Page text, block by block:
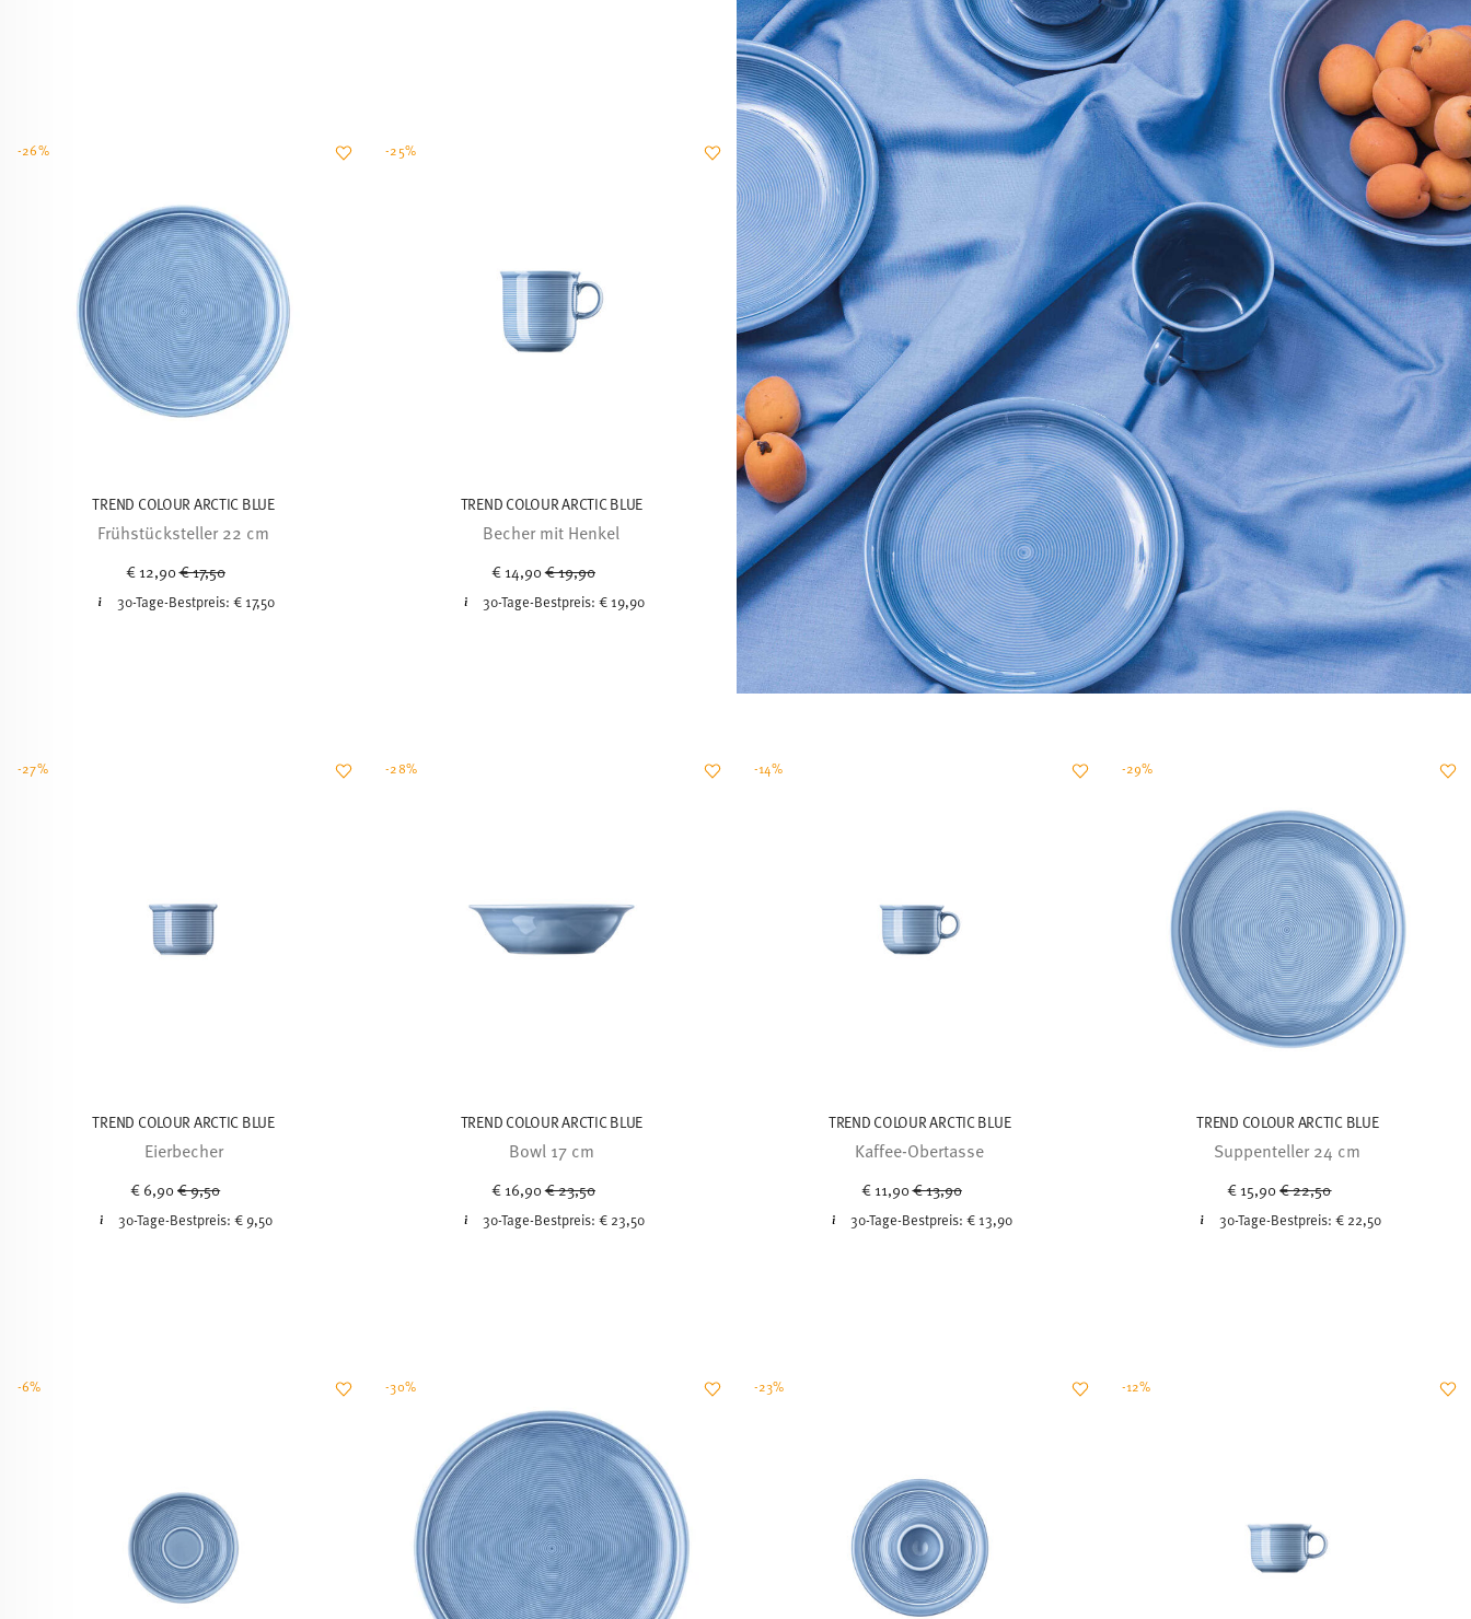
TREND COLOUR ARCTIC BLUE
Frühstücksteller 22 cm
€ 12,90Price reduced from
€ 17,50
30-Tage-Bestpreis: € 17,50
-26%
TREND COLOUR ARCTIC BLUE
Becher mit Henkel
€ 14,90Price reduced from
€ 19,90
30-Tage-Bestpreis:€ 19,90
-25%
TREND COLOUR ARCTIC BLUE
Eierbecher
€ 6,90Price reduced from
€ 9,50
30-Tage-Bestpreis:€ 9,50
-27%
TREND COLOUR ARCTIC BLUE
Bowl 17 cm
€ 16,90Price reduced from
€ 23,50
30-Tage-Bestpreis:€ 23,50
-28%
TREND COLOUR ARCTIC BLUE
Kaffee-Obertasse
€ 11,90Price reduced from
€ 13,90
30-Tage-Bestpreis:€ 13,90
-14%
TREND COLOUR ARCTIC BLUE
Suppenteller 24 cm
€ 15,90Price reduced from
€ 22,50
30-Tage-Bestpreis: € 22,50
-29%
-6% -30% -23% -12%